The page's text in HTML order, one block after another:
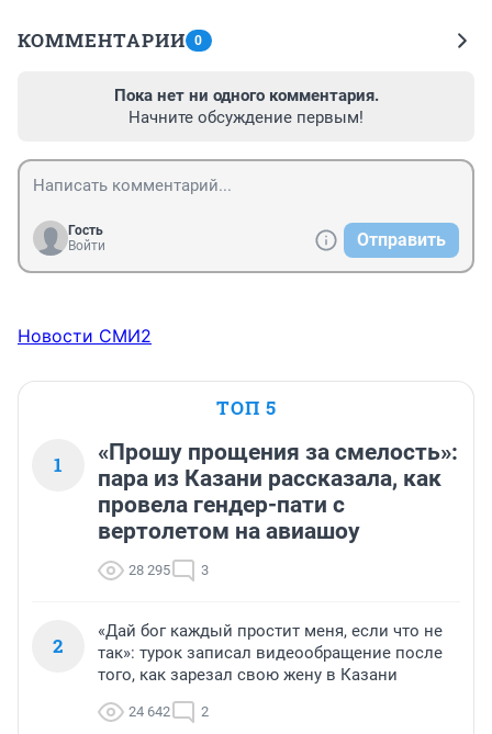
КОММЕНТАРИИ 0
Пока нет ни одного комментария.
Начните обсуждение первым!
Гость
Войти
Отправить
Новости СМИ2
ТОП 5
1
«Прошу прощения за смелость»:
пара из Казани рассказала, как
провела гендер-пати с
вертолетом на авиашоу
28 295 3
2
«Дай бог каждый простит меня, если что не
так»: турок записал видеообращение после
того, как зарезал свою жену в Казани
24 642 2